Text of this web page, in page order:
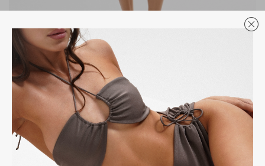
№052 Лиф (шоколад)
Размер
Артикул ТS040520129